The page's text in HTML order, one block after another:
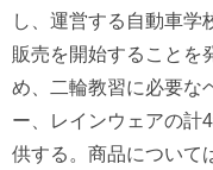
し、運営する自動車学
販売を開始することを
め、二輪教習に必要な
ー、レインウェアの計
供する。商品について